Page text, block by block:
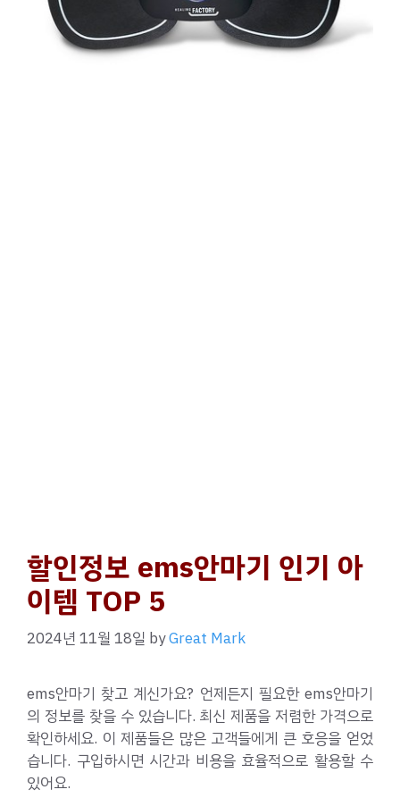
할인정보 ems안마기 인기 아
이템 TOP 5
2024년 11월 18일 byGreat Mark
ems안마기 찾고 계신가요? 언제든지 필요한 ems안마기
의 정보를 찾을 수 있습니다. 최신 제품을 저렴한 가격으로
확인하세요. 이 제품들은 많은 고객들에게 큰 호응을 얻었
습니다. 구입하시면 시간과 비용을 효율적으로 활용할 수
있어요.